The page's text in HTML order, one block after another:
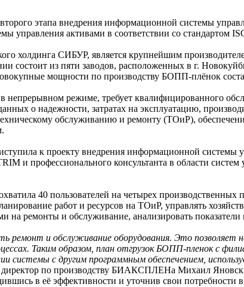
этапа внедрения информационной системы
управления активами в соответствии со стандартом
холдинга СИБУР, является крупнейшим
состоит из пяти заводов, расположенных в г.
мощности по производству БОПП-плёнок
режиме, требует квалифицированного
о надежности, затратах на эксплуатацию,
обслуживанию и ремонту (ТОиР),
к проекту внедрения информационной системы
и профессионального консультанта в области систем
40 пользователей на четырех
работ и ресурсов на ТОиР, управлять
на ремонты и обслуживание, анализировать
ремонт и обслуживание оборудования. Это позволяет
Таким образом, план отгрузок БОПП-пленок с
системы с другим программным обеспечением,
директор по производству БИАКСПЛЕНа Михаил
в её эффективности и уточнив свои потребности